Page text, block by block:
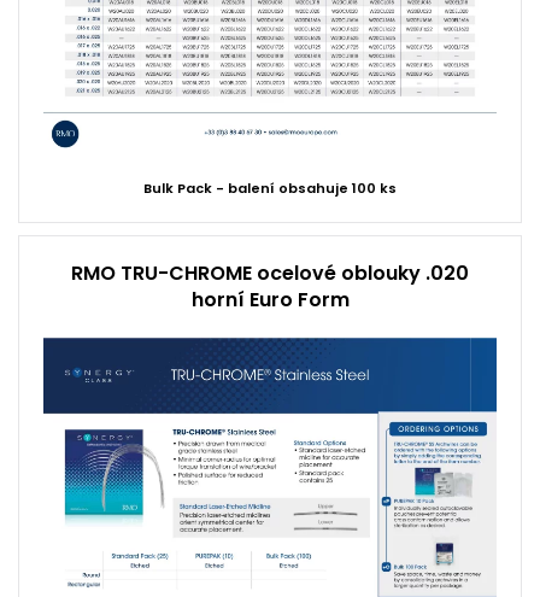
Bulk Pack - balení obsahuje 100 ks
RMO TRU-CHROME ocelové oblouky .020
horní Euro Form